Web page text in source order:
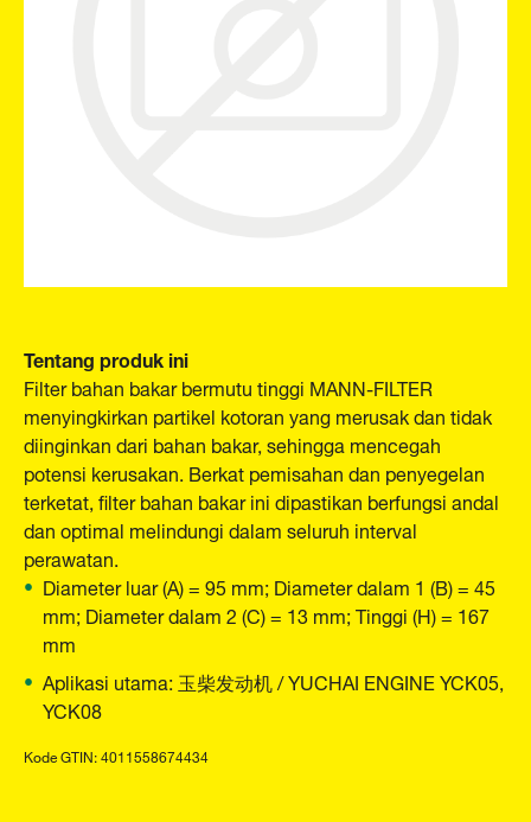
Tentang produk ini
Filter bahan bakar bermutu tinggi MANN-FILTER
menyingkirkan partikel kotoran yang merusak dan tidak
diinginkan dari bahan bakar, sehingga mencegah
potensi kerusakan. Berkat pemisahan dan penyegelan
terketat, filter bahan bakar ini dipastikan berfungsi andal
dan optimal melindungi dalam seluruh interval
perawatan.
Diameter luar (A) = 95 mm; Diameter dalam 1 (B) = 45
mm; Diameter dalam 2 (C) = 13 mm; Tinggi (H) = 167
mm
Aplikasi utama: 玉柴发动机 / YUCHAI ENGINE YCK05,
YCK08
Kode GTIN: 4011558674434